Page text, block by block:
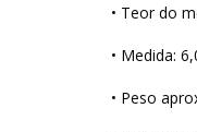
• Teor do
• Medida:
• Peso